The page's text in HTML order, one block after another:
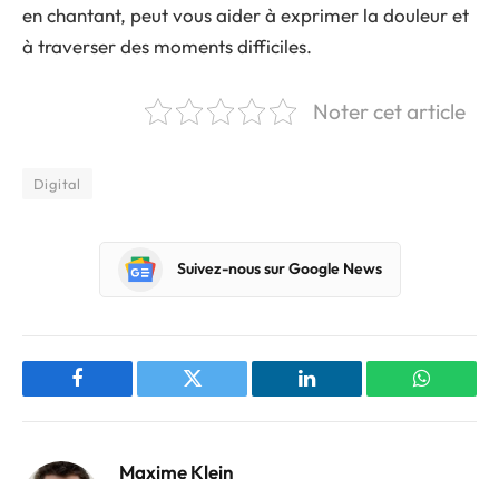
en chantant, peut vous aider à exprimer la douleur et
à traverser des moments difficiles.
Noter cet article
Digital
Suivez-nous sur Google News
Facebook Twitter LinkedIn
Maxime Klein